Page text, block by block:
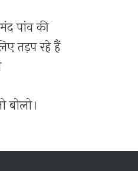
पांव की
तड़प रहे हैं